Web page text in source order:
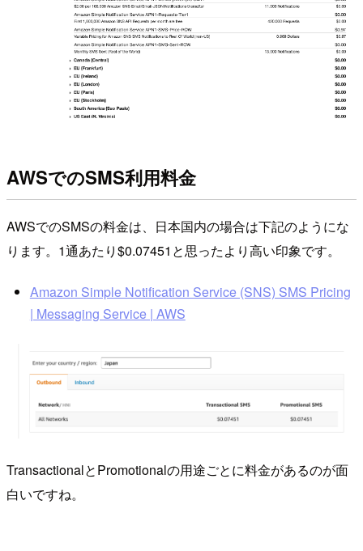
AWSでのSMS利用料金
AWSでのSMSの料金は、日本国内の場合は下記のようにな
ります。1通あたり$0.07451と思ったより高い印象です。
Amazon Simple Notification Service (SNS) SMS Pricing
| Messaging Service | AWS
TransactionalとPromotionalの用途ごとに料金があるのが面
白いですね。